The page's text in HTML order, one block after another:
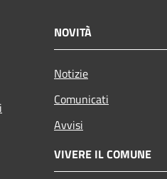
NOVITÀ
Notizie
Comunicati
Avvisi
VIVERE IL COMUNE